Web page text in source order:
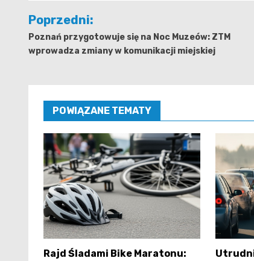
Nawigacja
wpisu
Poprzedni:
Poznań przygotowuje się na Noc Muzeów: ZTM
wprowadza zmiany w komunikacji miejskiej
POWIĄZANE TEMATY
Rajd Śladami Bike Maratonu: